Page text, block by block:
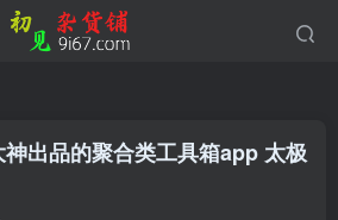
出品的聚合类工具箱app 太极